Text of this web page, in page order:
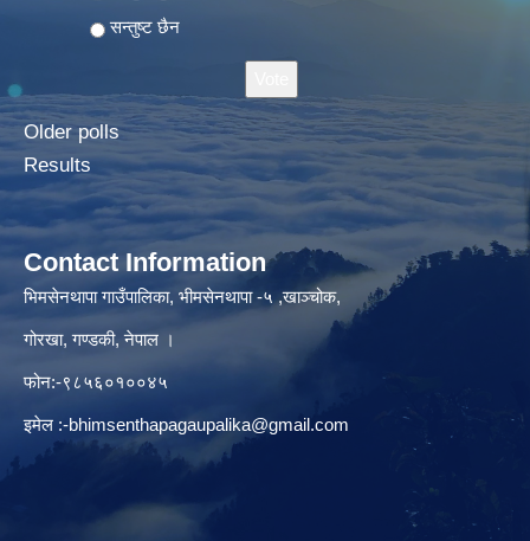
सन्तुष्ट छैन
Older polls
Results
Contact Information
भिमसेनथापा गाउँपालिका, भीमसेनथापा -५ ,खाञ्चोक,
गोरखा, गण्डकी, नेपाल ।
फोन:-९८५६०१००४५
इमेल :-bhimsenthapagaupalika@gmail.com